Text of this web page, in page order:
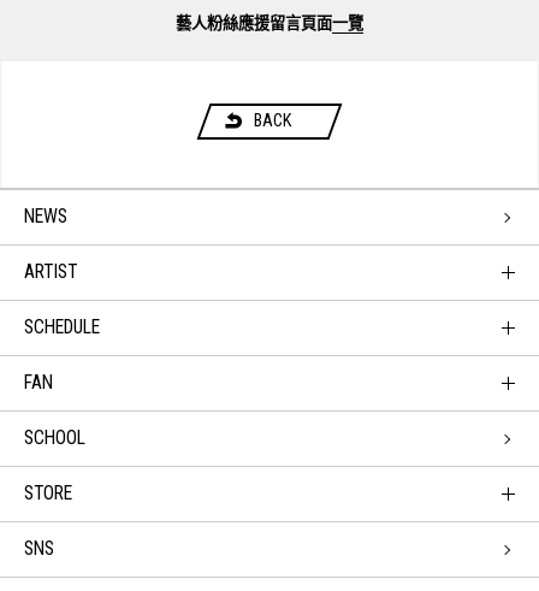
藝人粉絲應援留言頁面一覽
BACK
NEWS
ARTIST
SCHEDULE
FAN
SCHOOL
STORE
SNS